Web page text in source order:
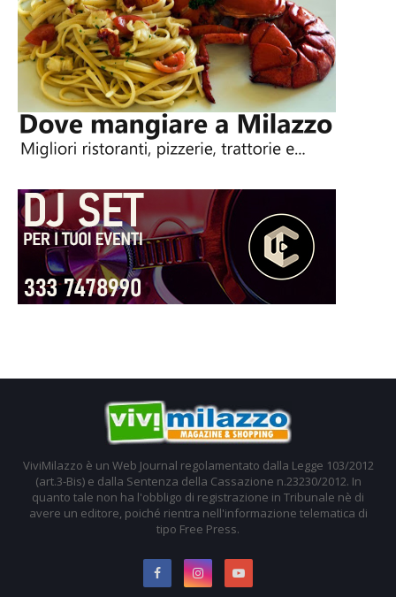
ViviMilazzo è un Web Journal regolamentato dalla Legge 103/2012
(art.3-Bis) e dalla Sentenza della Cassazione n.23230/2012. In
quanto tale non ha l'obbligo di registrazione in Tribunale nè di
avere un editore, poiché rientra nell'informazione telematica di
tipo Free Press.